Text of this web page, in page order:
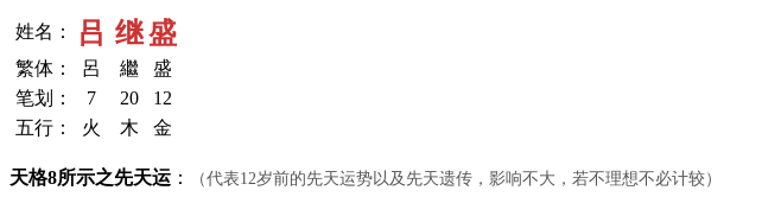
姓名： 吕 继盛
繁体： 呂 繼
盛
笔划：
7 20
12
五行：
火 木 金
天格8所示之先天运 ： （代表12岁前的先天运势以及先天遗传，影响不大，若不理想不必计较）